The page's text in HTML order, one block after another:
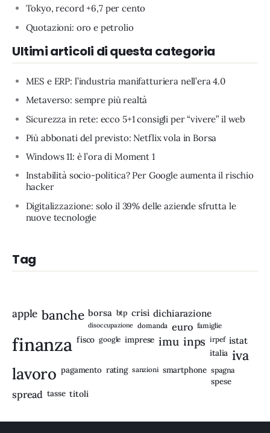
Tokyo, record +6,7 per cento
Quotazioni: oro e petrolio
Ultimi articoli di questa categoria
MES e ERP: l’industria manifatturiera nell’era 4.0
Metaverso: sempre più realtà
Sicurezza in rete: ecco 5+1 consigli per “vivere” il web
Più abbonati del previsto: Netflix vola in Borsa
Windows 11: è l’ora di Moment 1
Instabilità socio-politica? Per Google aumenta il rischio
hacker
Digitalizzazione: solo il 39% delle aziende sfrutta le
nuove tecnologie
Tag
apple banche borsa btp crisi dichiarazione
disoccupazione domanda euro famiglie
finanza fisco google imprese imu inps irpef istat
italia iva
lavoro pagamento rating sanzioni smartphone spagna
spese
spread tasse titoli